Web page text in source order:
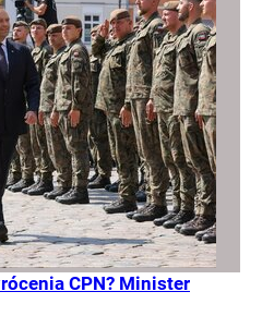
CPN? Minister